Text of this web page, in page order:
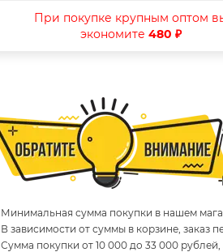
При покупке крупным оптом
экономите 480 ₽
Минимальная сумма покупки в нашем
В зависимости от суммы в корзине, заказ
Сумма покупки от 10 000 до 33 000 рублей,